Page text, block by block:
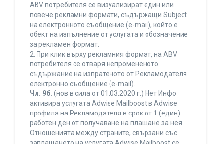
ABV потребителя се визуализират един или
повече рекламни формати, съдържащи Subject
на електронното съобщение (e-mail), който е
обект на изпълнение от услугата и обозначение
за рекламен формат.
2. При клик върху рекламния формат, на ABV
потребителя се отваря непромененото
съдържание на изпратеното от Рекламодателя
електронно съобщение (e-mail).
Чл. 9б. (нов в сила от 01.03.2020 г.) Нет Инфо
активира услугата Adwise Mailboost в Adwise
профила на Рекламодателя в срок от 1 (един)
работен ден от получаване на плащане за нея.
Отношенията между страните, свързани със